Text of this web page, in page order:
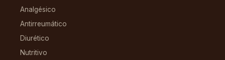
Analgésico
Antirreumático
Diurético
Nutritivo